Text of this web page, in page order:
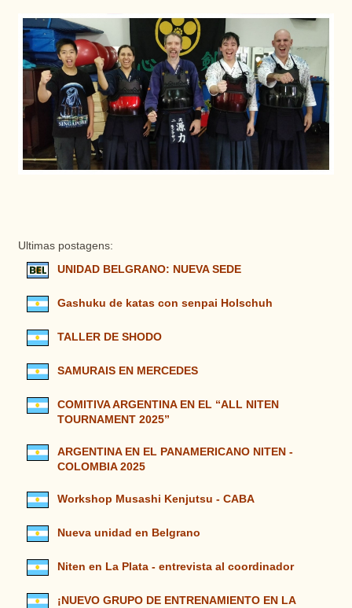
Ultimas postagens:
UNIDAD BELGRANO: NUEVA SEDE
Gashuku de katas con senpai Holschuh
TALLER DE SHODO
SAMURAIS EN MERCEDES
COMITIVA ARGENTINA EN EL “ALL NITEN
TOURNAMENT 2025”
ARGENTINA EN EL PANAMERICANO NITEN -
COLOMBIA 2025
Workshop Musashi Kenjutsu - CABA
Nueva unidad en Belgrano
Niten en La Plata - entrevista al coordinador
¡NUEVO GRUPO DE ENTRENAMIENTO EN LA